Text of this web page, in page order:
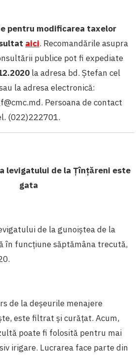
pentru modificarea taxelor
aici. Recomandările asupra
publice pot fi expediate
la adresa bd. Ștefan cel
la adresa electronică:
. Persoana de contact
(022)222701.
levigatului de la Țînțăreni este
gata
de la gunoiștea de la
în funcțiune săptămâna trecută,
de la deșeurile menajere
este filtrat și curățat. Acum,
poate fi folosită pentru mai
irigare. Lucrarea face parte din